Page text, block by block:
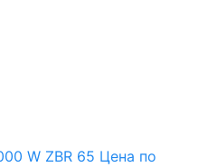
W ZBR 65 Цена по